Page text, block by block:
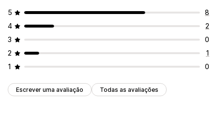
5
8
4
2
3
0
2
1
1
0
Escrever uma avaliação Todas as avaliações